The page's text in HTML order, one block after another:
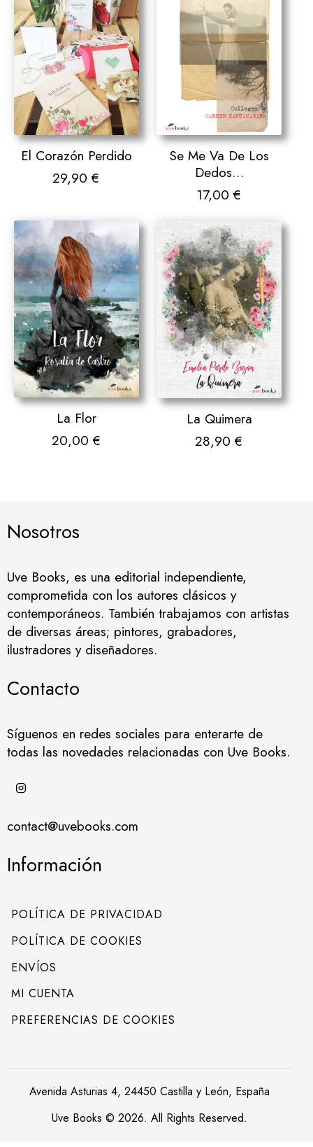
El Corazón Perdido
29,90 €
Se Me Va De Los
Dedos…
17,00 €
La Flor
20,00 €
La Quimera
28,90 €
Nosotros
Uve Books, es una editorial independiente,
comprometida con los autores clásicos y
contemporáneos. También trabajamos con artistas
de diversas áreas; pintores, grabadores,
ilustradores y diseñadores.
Contacto
Síguenos en redes sociales para enterarte de
todas las novedades relacionadas con Uve Books.
contact@uvebooks.com
Información
POLÍTICA DE PRIVACIDAD
POLÍTICA DE COOKIES
ENVÍOS
MI CUENTA
PREFERENCIAS DE COOKIES
Avenida Asturias 4, 24450 Castilla y León, España
Uve Books © 2026. All Rights Reserved.